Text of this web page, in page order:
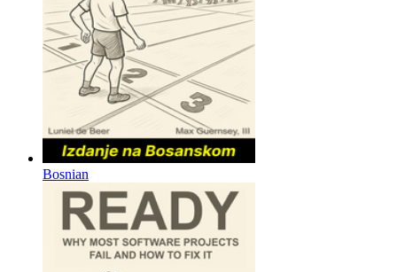
Bosnian